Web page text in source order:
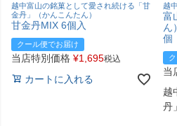
越中富山の銘菓として愛され続ける「甘
金丹」（かんこんたん）
甘金丹MIX 6個入
クール便でお届け
当店特別価格 ¥1,695税込
カートに入れる
越
富
ん
個
当
越
丹